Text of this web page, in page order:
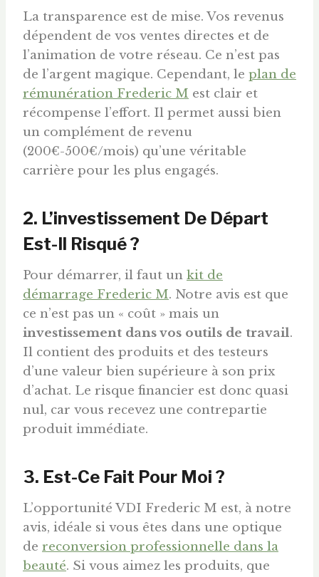
La transparence est de mise. Vos revenus
dépendent de vos ventes directes et de
l’animation de votre réseau. Ce n’est pas
de l’argent magique. Cependant, le plan de
rémunération Frederic M est clair et
récompense l’effort. Il permet aussi bien
un complément de revenu
(200€-500€/mois) qu’une véritable
carrière pour les plus engagés.
2. L’investissement De Départ
Est-Il Risqué ?
Pour démarrer, il faut un kit de
démarrage Frederic M. Notre avis est que
ce n’est pas un « coût » mais un
investissement dans vos outils de travail.
Il contient des produits et des testeurs
d’une valeur bien supérieure à son prix
d’achat. Le risque financier est donc quasi
nul, car vous recevez une contrepartie
produit immédiate.
3. Est-Ce Fait Pour Moi ?
L’opportunité VDI Frederic M est, à notre
avis, idéale si vous êtes dans une optique
de reconversion professionnelle dans la
beauté. Si vous aimez les produits, que